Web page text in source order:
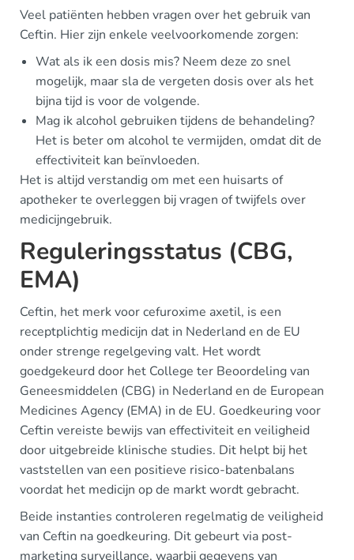
Veel patiënten hebben vragen over het gebruik van
Ceftin. Hier zijn enkele veelvoorkomende zorgen:
Wat als ik een dosis mis? Neem deze zo snel
mogelijk, maar sla de vergeten dosis over als het
bijna tijd is voor de volgende.
Mag ik alcohol gebruiken tijdens de behandeling?
Het is beter om alcohol te vermijden, omdat dit de
effectiviteit kan beïnvloeden.
Het is altijd verstandig om met een huisarts of
apotheker te overleggen bij vragen of twijfels over
medicijngebruik.
Reguleringsstatus (CBG,
EMA)
Ceftin, het merk voor cefuroxime axetil, is een
receptplichtig medicijn dat in Nederland en de EU
onder strenge regelgeving valt. Het wordt
goedgekeurd door het College ter Beoordeling van
Geneesmiddelen (CBG) in Nederland en de European
Medicines Agency (EMA) in de EU. Goedkeuring voor
Ceftin vereiste bewijs van effectiviteit en veiligheid
door uitgebreide klinische studies. Dit helpt bij het
vaststellen van een positieve risico-batenbalans
voordat het medicijn op de markt wordt gebracht.
Beide instanties controleren regelmatig de veiligheid
van Ceftin na goedkeuring. Dit gebeurt via post-
marketing surveillance, waarbij gegevens van